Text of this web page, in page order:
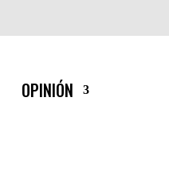
OPINIÓN